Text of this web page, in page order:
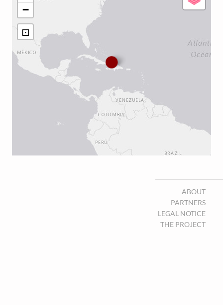
−
⊡
ABOUT
PARTNERS
LEGAL NOTICE
THE PROJECT